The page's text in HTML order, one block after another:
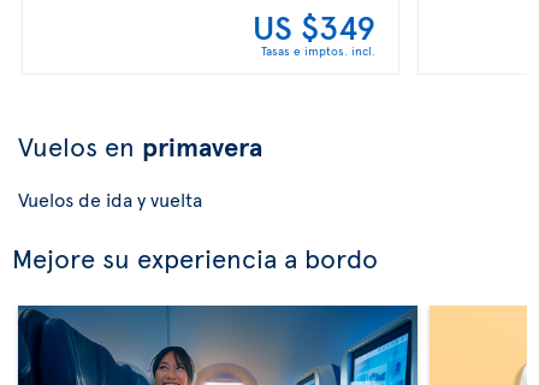
US $349
Tasas e imptos. incl.
Vuelos en primavera
Vuelos de ida y vuelta
Mejore su experiencia a bordo